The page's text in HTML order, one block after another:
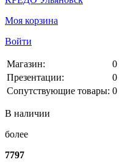
Моя корзина
Войти
Магазин: 0
Презентации:
0
Сопутствующие товары: 0
В наличии
более
7797